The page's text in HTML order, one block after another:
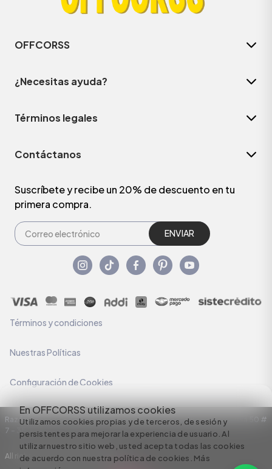
En OFFCORSS utilizamos cookies
Utilizamos cookies propias y de terceros, de sesión y
persistentes para mejorar la experiencia de usuario. Al
utilizar nuestro sitio web, usted acepta todas las cookies
de acuerdo con nuestra política de cookies. Más
OFFCORSS
¿Necesitas ayuda?
Términos legales
Contáctanos
Suscríbete y recibe un 20% de descuento en tu
primera compra.
ENVIAR
Términos y condiciones
Nuestras Políticas
Configuración de Cookies
Razón Social: C.I HERMECO S.A. NIT: 890924167-6 Dirección: Carrera 50 #
7 – 35
All rights reserved empowered by